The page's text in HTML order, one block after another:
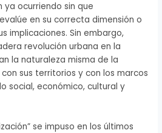
ocurriendo sin que
en su correcta dimensión o
implicaciones. Sin embargo,
revolución urbana en la
la naturaleza misma de la
sus territorios y con los marcos
social, económico, cultural y
se impuso en los últimos